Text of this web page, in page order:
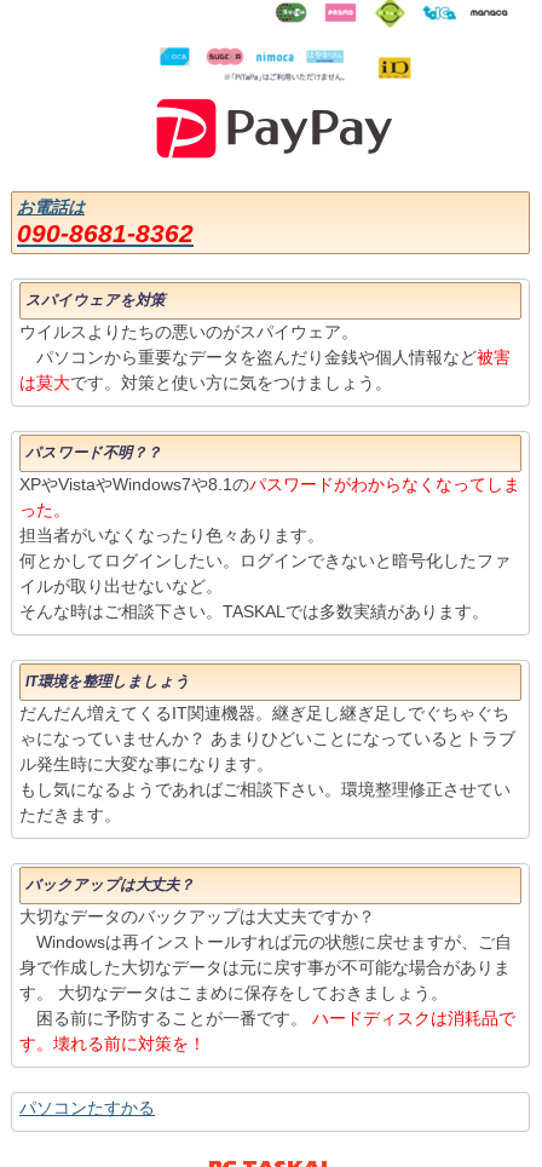
お電話は
090-8681-8362
スパイウェアを対策
ウイルスよりたちの悪いのがスパイウェア。
パソコンから重要なデータを盗んだり金銭や個人情報など被害
は莫大です。対策と使い方に気をつけましょう。
パスワード不明？？
XPやVistaやWindows7や8.1のパスワードがわからなくなってしま
った。
担当者がいなくなったり色々あります。
何とかしてログインしたい。ログインできないと暗号化したファ
イルが取り出せないなど。
そんな時はご相談下さい。TASKALでは多数実績があります。
IT環境を整理しましょう
だんだん増えてくるIT関連機器。継ぎ足し継ぎ足しでぐちゃぐち
ゃになっていませんか？ あまりひどいことになっているとトラブ
ル発生時に大変な事になります。
もし気になるようであればご相談下さい。環境整理修正させてい
ただきます。
バックアップは大丈夫？
大切なデータのバックアップは大丈夫ですか？
Windowsは再インストールすれば元の状態に戻せますが、ご自
身で作成した大切なデータは元に戻す事が不可能な場合がありま
す。 大切なデータはこまめに保存をしておきましょう。
困る前に予防することが一番です。 ハードディスクは消耗品で
す。壊れる前に対策を！
パソコンたすかる